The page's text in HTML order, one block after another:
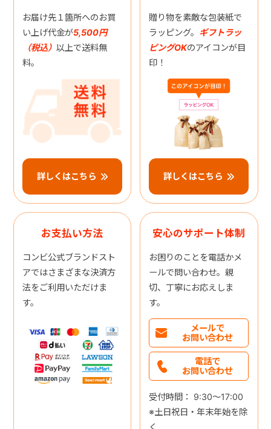
お届け先１箇所へのお買
い上げ代金が5,500円
（税込） 以上で送料無
料。
詳しくはこちら
贈り物を素敵な包装紙で
ラッピング。 ギフトラッ
ピングOKのアイコンが目
印！
詳しくはこちら
お支払い方法
コンビ公式ブランドスト
アではさまざまな決済方
法をご利用いただけま
す。
安心のサポート体制
お困りのことを電話かメ
ールで問い合わせ。親
切、丁寧にお応えしま
す。
メールで
お問い合わせ
電話で
お問い合わせ
受付時間： 9:30～17:00
※土日祝日・年末年始を除